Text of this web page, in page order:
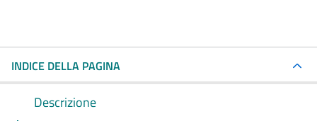
INDICE DELLA PAGINA
Descrizione